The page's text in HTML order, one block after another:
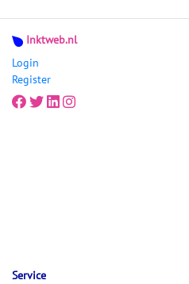
Inktweb.nl
Login
Register
Service